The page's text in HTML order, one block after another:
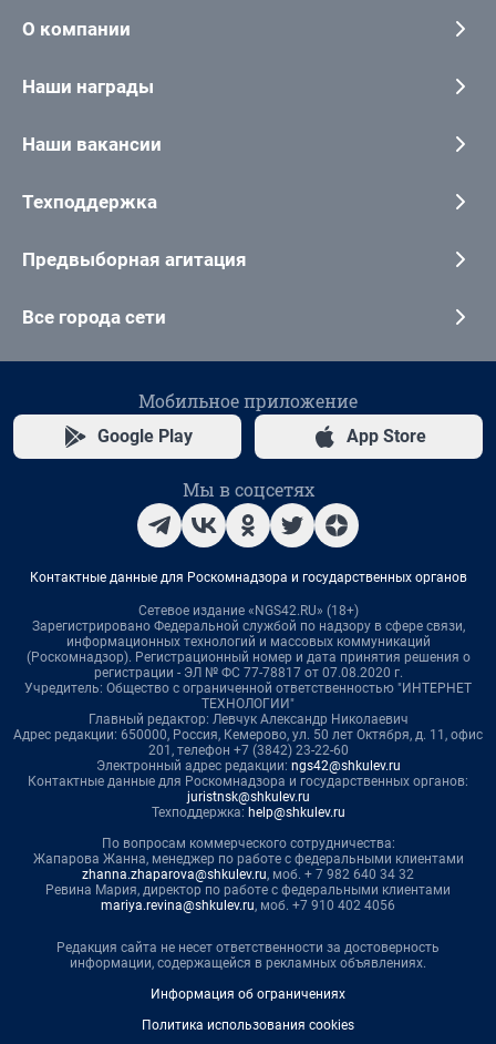
О компании
Наши награды
Наши вакансии
Техподдержка
Предвыборная агитация
Все города сети
Мобильное приложение
Google Play App Store
Мы в соцсетях
Контактные данные для Роскомнадзора и государственных органов
Сетевое издание «NGS42.RU» (18+)
Зарегистрировано Федеральной службой по надзору в сфере связи,
информационных технологий и массовых коммуникаций
(Роскомнадзор). Регистрационный номер и дата принятия решения о
регистрации - ЭЛ № ФС 77-78817 от 07.08.2020 г.
Учредитель: Общество с ограниченной ответственностью "ИНТЕРНЕТ
ТЕХНОЛОГИИ"
Главный редактор: Левчук Александр Николаевич
Адрес редакции: 650000, Россия, Кемерово, ул. 50 лет Октября, д. 11, офис
201, телефон +7 (3842) 23-22-60
Электронный адрес редакции: ngs42@shkulev.ru
Контактные данные для Роскомнадзора и государственных органов:
juristnsk@shkulev.ru
Техподдержка: help@shkulev.ru
По вопросам коммерческого сотрудничества:
Жапарова Жанна, менеджер по работе с федеральными клиентами
zhanna.zhaparova@shkulev.ru, моб. + 7 982 640 34 32
Ревина Мария, директор по работе с федеральными клиентами
mariya.revina@shkulev.ru, моб. +7 910 402 4056
Редакция сайта не несет ответственности за достоверность
информации, содержащейся в рекламных объявлениях.
Информация об ограничениях
Политика использования cookies